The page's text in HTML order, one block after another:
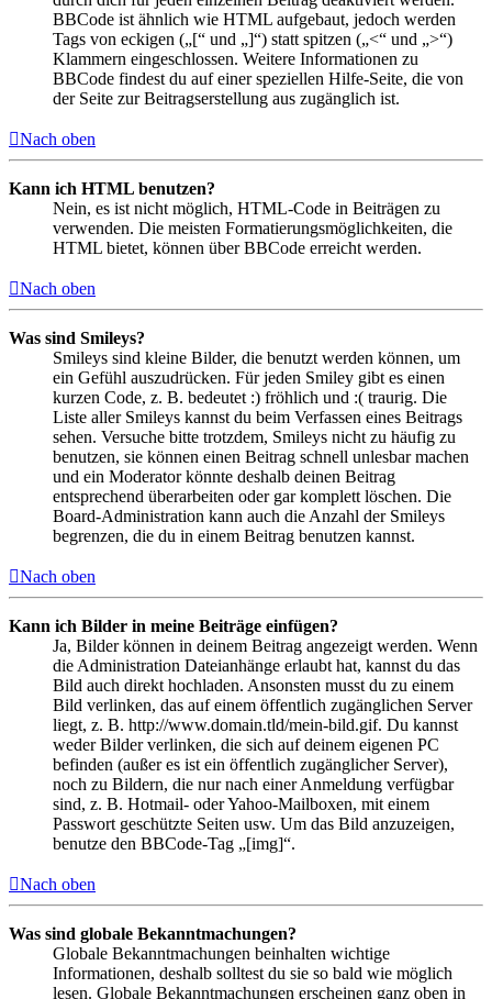
BBCode ist ähnlich wie HTML aufgebaut, jedoch werden
Tags von eckigen („[“ und „]“) statt spitzen („<“ und „>“)
Klammern eingeschlossen. Weitere Informationen zu
BBCode findest du auf einer speziellen Hilfe-Seite, die von
der Seite zur Beitragserstellung aus zugänglich ist.
Nach oben
Kann ich HTML benutzen?
Nein, es ist nicht möglich, HTML-Code in Beiträgen zu
verwenden. Die meisten Formatierungsmöglichkeiten, die
HTML bietet, können über BBCode erreicht werden.
Nach oben
Was sind Smileys?
Smileys sind kleine Bilder, die benutzt werden können, um
ein Gefühl auszudrücken. Für jeden Smiley gibt es einen
kurzen Code, z. B. bedeutet :) fröhlich und :( traurig. Die
Liste aller Smileys kannst du beim Verfassen eines Beitrags
sehen. Versuche bitte trotzdem, Smileys nicht zu häufig zu
benutzen, sie können einen Beitrag schnell unlesbar machen
und ein Moderator könnte deshalb deinen Beitrag
entsprechend überarbeiten oder gar komplett löschen. Die
Board-Administration kann auch die Anzahl der Smileys
begrenzen, die du in einem Beitrag benutzen kannst.
Nach oben
Kann ich Bilder in meine Beiträge einfügen?
Ja, Bilder können in deinem Beitrag angezeigt werden. Wenn
die Administration Dateianhänge erlaubt hat, kannst du das
Bild auch direkt hochladen. Ansonsten musst du zu einem
Bild verlinken, das auf einem öffentlich zugänglichen Server
liegt, z. B. http://www.domain.tld/mein-bild.gif. Du kannst
weder Bilder verlinken, die sich auf deinem eigenen PC
befinden (außer es ist ein öffentlich zugänglicher Server),
noch zu Bildern, die nur nach einer Anmeldung verfügbar
sind, z. B. Hotmail- oder Yahoo-Mailboxen, mit einem
Passwort geschützte Seiten usw. Um das Bild anzuzeigen,
benutze den BBCode-Tag „[img]“.
Nach oben
Was sind globale Bekanntmachungen?
Globale Bekanntmachungen beinhalten wichtige
Informationen, deshalb solltest du sie so bald wie möglich
lesen. Globale Bekanntmachungen erscheinen ganz oben in